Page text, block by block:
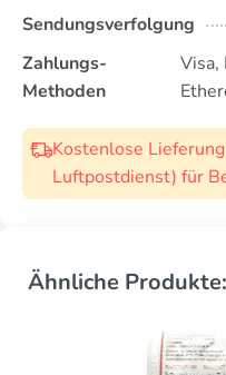
Sendungsverfolgung
Zahlungs-
Methoden
Visa,
Kostenlose
Luftpostdienst) für
Ähnliche Produkte: